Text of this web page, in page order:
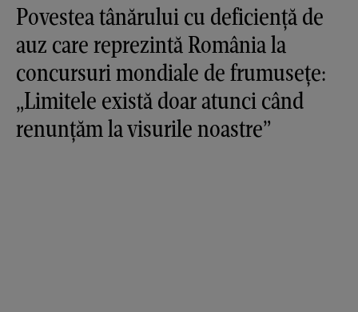
Povestea tânărului cu deficiență de
auz care reprezintă România la
concursuri mondiale de frumusețe:
„Limitele există doar atunci când
renunțăm la visurile noastre”